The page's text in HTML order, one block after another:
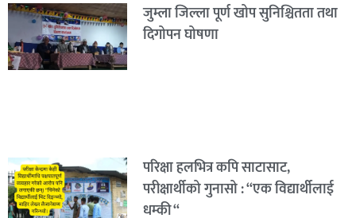
जुम्ला जिल्ला पूर्ण खोप सुनिश्चितता तथा
दिगोपन घोषणा
परिक्षा हलभित्र कपि साटासाट,
परीक्षार्थीको गुनासो : “एक विद्यार्थीलाई
धम्की “